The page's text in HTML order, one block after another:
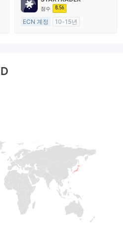
마스터 레이블 MT4
점수 8.56
ECN 계정
10-15년
D